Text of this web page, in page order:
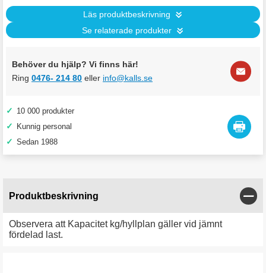
Läs produktbeskrivning
Se relaterade produkter
Behöver du hjälp? Vi finns här!
Ring 0476- 214 80 eller info@kalls.se
✓ 10 000 produkter
✓ Kunnig personal
✓ Sedan 1988
Produktbeskrivning
Observera att Kapacitet kg/hyllplan gäller vid jämnt
fördelad last.